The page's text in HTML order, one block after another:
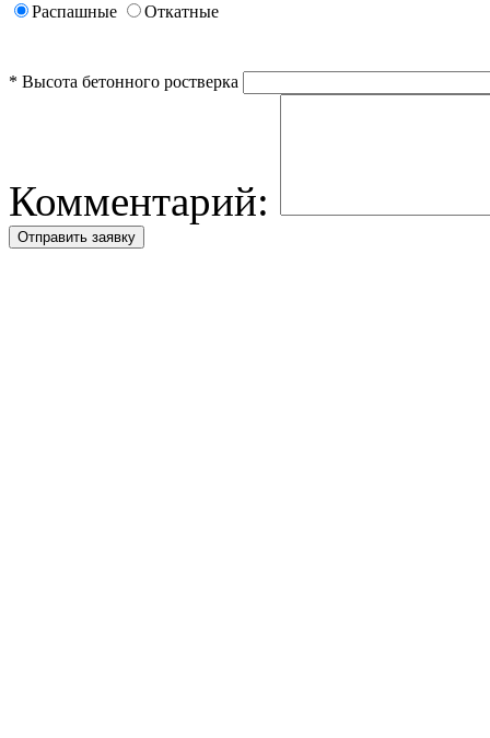
Распашные Откатные
* Высота бетонного ростверка
Комментарий: